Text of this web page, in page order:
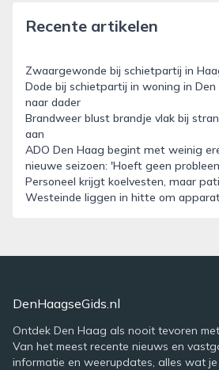
Recente artikelen
Zwaargewonde bij schietpartij in
Dode bij schietpartij in woning in
naar dader
Brandweer blust brandje vlak bij
aan
ADO Den Haag begint met weinig
nieuwe seizoen: 'Hoeft geen
Personeel krijgt koelvesten, maar
Westeinde liggen in hitte om
DenHaagseGids.nl
Ontdek Den Haag als nooit tevoren
Van het meest recente nieuws en
informatie en weerupdates, alles wat